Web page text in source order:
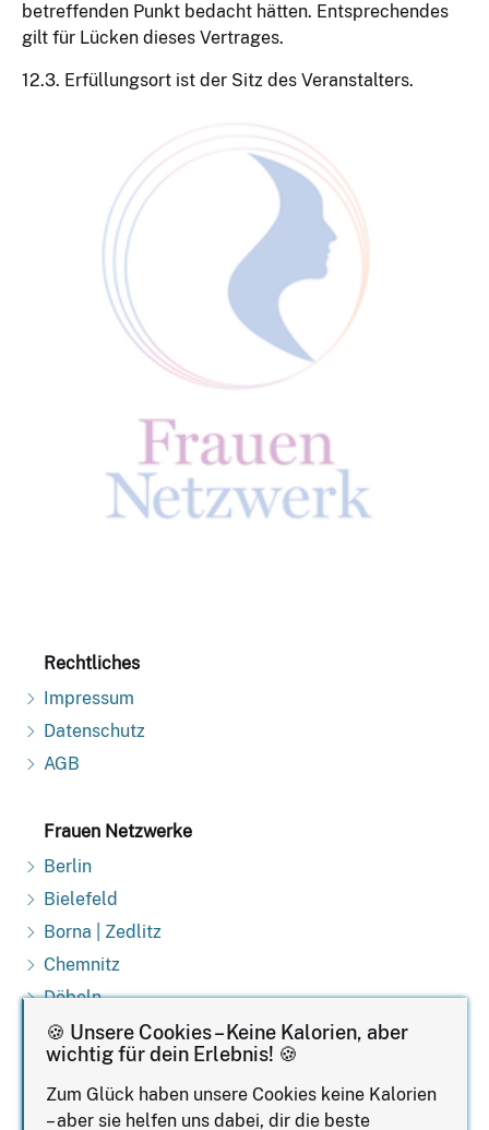
betreffenden Punkt bedacht hätten. Entsprechendes
gilt für Lücken dieses Vertrages.
12.3. Erfüllungsort ist der Sitz des Veranstalters.
🍪 Unsere Cookies – Keine Kalorien, aber
wichtig für dein Erlebnis! 🍪
Zum Glück haben unsere Cookies keine Kalorien
– aber sie helfen uns dabei, dir die beste
Rechtliches
Impressum
Datenschutz
AGB
Frauen Netzwerke
Berlin
Bielefeld
Borna | Zedlitz
Chemnitz
Döbeln
Dresden
Erfurt
Erzgebirge